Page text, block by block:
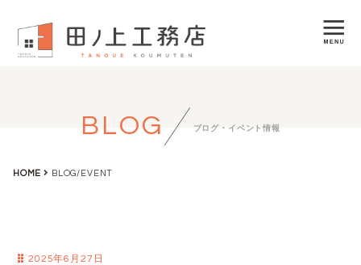
BLOG ブログ・イベント情報
HOME BLOG/EVENT
2025年6月27日